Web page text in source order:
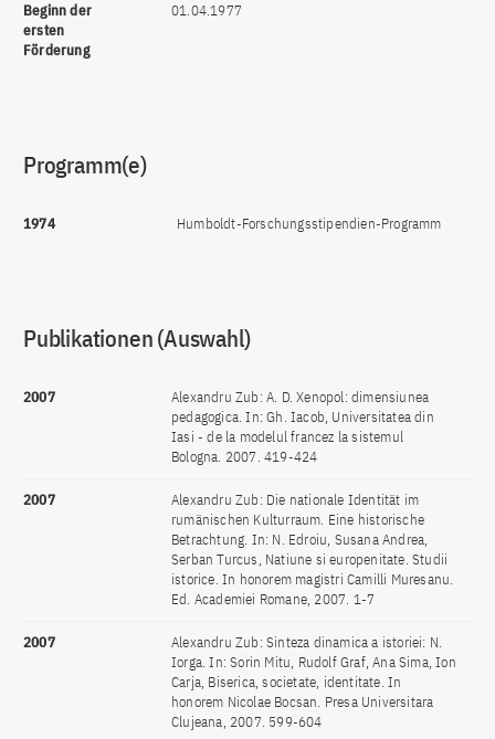
Beginn der
ersten
Förderung
01.04.1977
Programm(e)
1974 Humboldt-Forschungsstipendien-Programm
Publikationen (Auswahl)
2007
Alexandru Zub: A. D. Xenopol: dimensiunea
pedagogica. In: Gh. Iacob, Universitatea din
Iasi - de la modelul francez la sistemul
Bologna. 2007. 419-424
2007
Alexandru Zub: Die nationale Identität im
rumänischen Kulturraum. Eine historische
Betrachtung. In: N. Edroiu, Susana Andrea,
Serban Turcus, Natiune si europenitate. Studii
istorice. In honorem magistri Camilli Muresanu.
Ed. Academiei Romane, 2007. 1-7
2007
Alexandru Zub: Sinteza dinamica a istoriei: N.
Iorga. In: Sorin Mitu, Rudolf Graf, Ana Sima, Ion
Carja, Biserica, societate, identitate. In
honorem Nicolae Bocsan. Presa Universitara
Clujeana, 2007. 599-604